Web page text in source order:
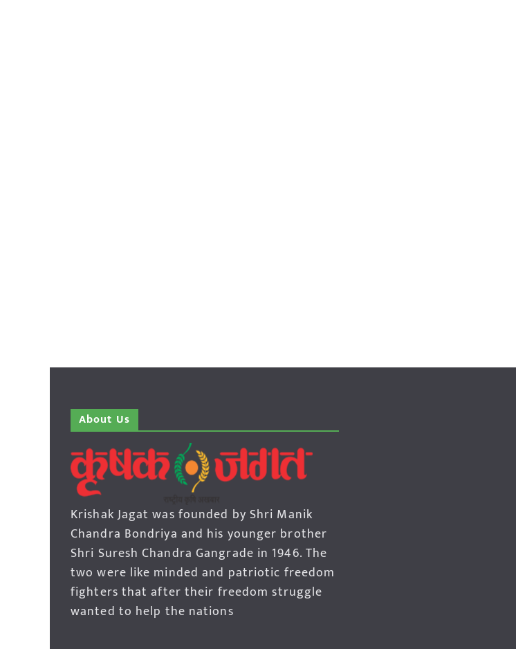
About Us
Krishak Jagat was founded by Shri Manik
Chandra Bondriya and his younger brother
Shri Suresh Chandra Gangrade in 1946. The
two were like minded and patriotic freedom
fighters that after their freedom struggle
wanted to help the nations